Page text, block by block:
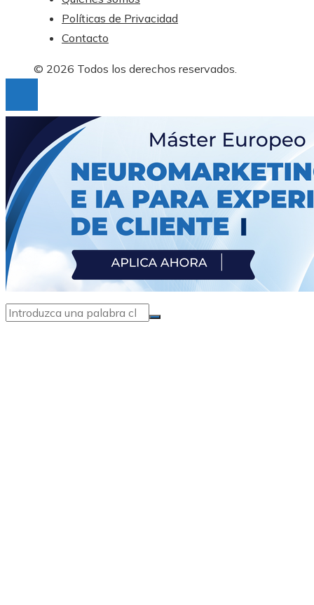
Políticas de Privacidad
Contacto
© 2026 Todos los derechos reservados.